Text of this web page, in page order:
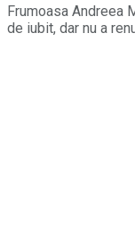
Frumoasa Andreea
de iubit, dar nu a